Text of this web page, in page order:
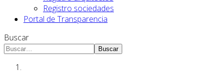
Registro sociedades
Portal de Transparencia
Buscar
Buscar